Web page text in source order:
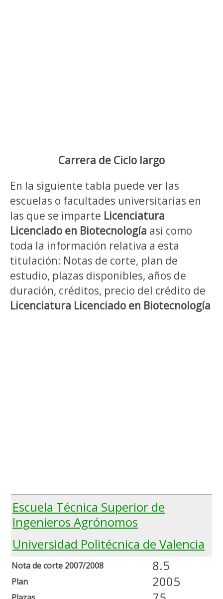
Carrera de Ciclo largo
En la siguiente tabla puede ver las
escuelas o facultades universitarias en
las que se imparte Licenciatura
Licenciado en Biotecnología asi como
toda la información relativa a esta
titulación: Notas de corte, plan de
estudio, plazas disponibles, años de
duración, créditos, precio del crédito de
Licenciatura Licenciado en Biotecnología
Escuela Técnica Superior de
Ingenieros Agrónomos
Universidad Politécnica de Valencia
Nota de corte 2007/2008
Plan
8.5
2005